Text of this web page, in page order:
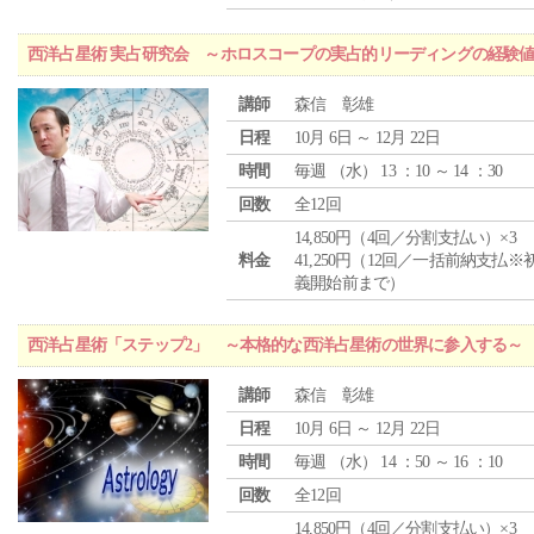
西洋占星術 実占研究会 ～ホロスコープの実占的リーディングの経験
講師
森信 彰雄
日程
10月 6日 ～ 12月 22日
時間
毎週 （水） 13 ：10 ～ 14 ：30
回数
全12回
料金
14,850円（4回／分割支払い）×3
41,250円（12回／一括前納支払※
義開始前まで）
西洋占星術「ステップ2」 ～本格的な西洋占星術の世界に参入する～
講師
森信 彰雄
日程
10月 6日 ～ 12月 22日
時間
毎週 （水） 14 ：50 ～ 16 ：10
回数
全12回
14,850円（4回／分割支払い）×3